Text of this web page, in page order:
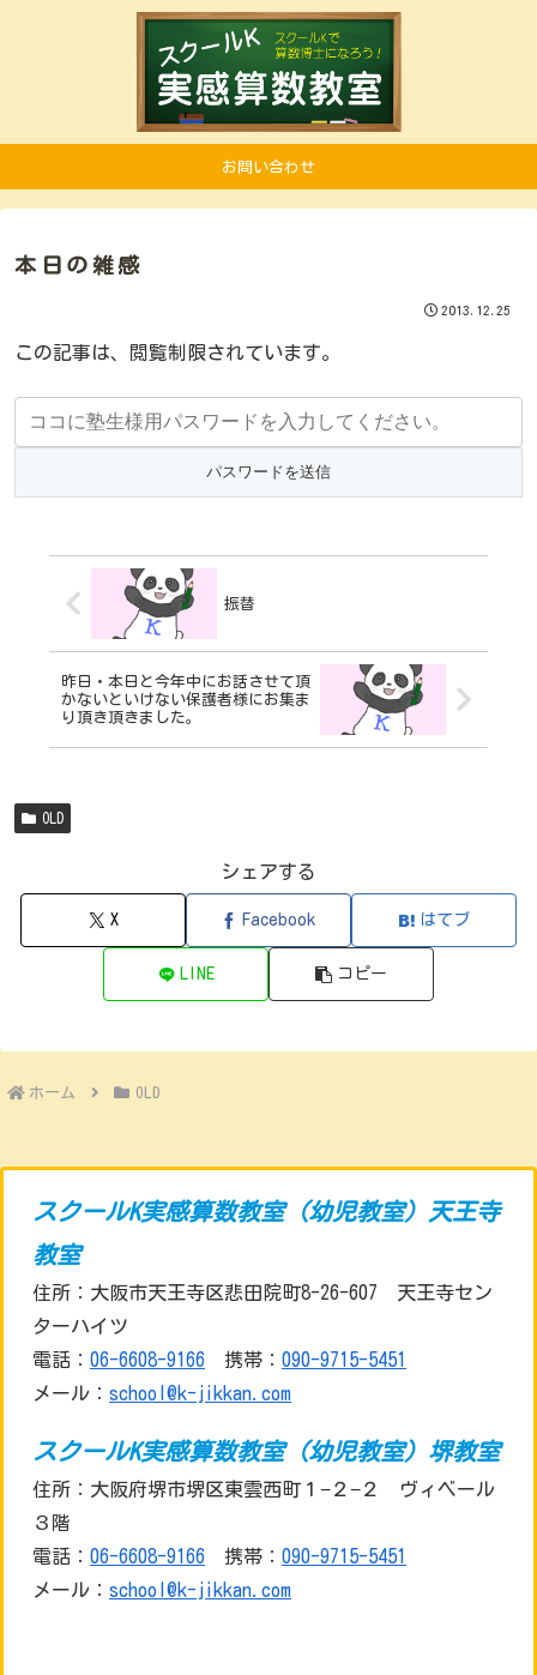
お問い合わせ
本日の雑感
2013.12.25
この記事は、閲覧制限されています。
振替
昨日・本日と今年中にお話させて頂
かないといけない保護者様にお集ま
り頂き頂きました。
OLD
シェアする
X Facebook はてブ
LINE コピー
ホーム OLD
スクールK実感算数教室（幼児教室）天王寺
教室
住所：大阪市天王寺区悲田院町8-26-607 天王寺セン
ターハイツ
電話： 06-6608-9166 携帯： 090-9715-5451
メール： school@k-jikkan.com
スクールK実感算数教室（幼児教室）堺教室
住所：大阪府堺市堺区東雲西町１−２−２ ヴィベール
３階
電話： 06-6608-9166 携帯： 090-9715-5451
メール： school@k-jikkan.com